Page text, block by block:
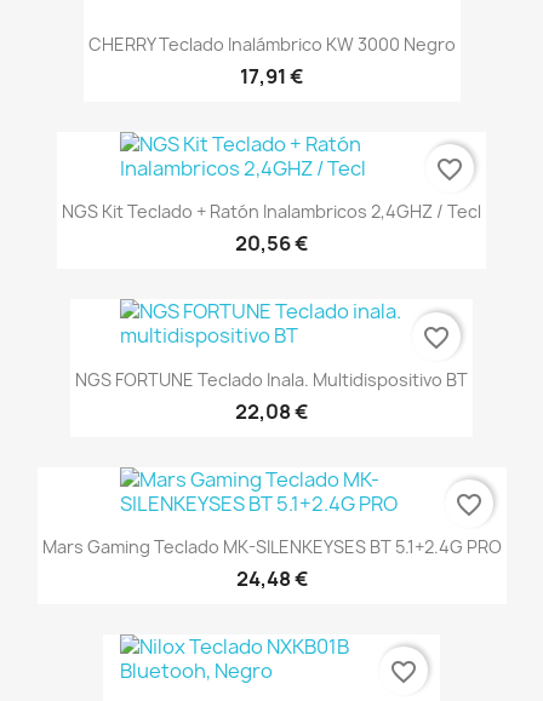
CHERRY Teclado Inalámbrico KW 3000 Negro
17,91 €
NGS Kit Teclado + Ratón Inalambricos 2,4GHZ / Tecl
20,56 €
favorite_border
NGS FORTUNE Teclado Inala. Multidispositivo BT
22,08 €
favorite_border
Mars Gaming Teclado MK-SILENKEYSES BT 5.1+2.4G PRO
24,48 €
favorite_border
favorite_border